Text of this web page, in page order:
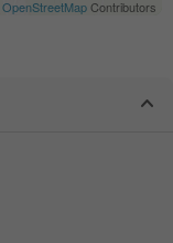
OpenStreetMapContributors